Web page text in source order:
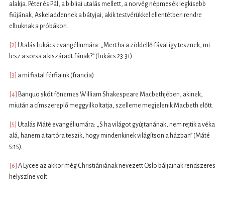
alakja. Péter és Pál, a bibliai utalás mellett, a norvég népmesék legkisebb
fiújának, Askeladdennek a bátyjai, akik testvérükkel ellentétben rendre
elbuknak a próbákon.
[2] Utalás Lukács evangéliumára: „Mert ha a zöldellő fával így tesznek, mi
lesz a sorsa a kiszáradt fának?” (Lukács 23:31).
[3] a mi fiatal férfiaink (francia)
[4] Banquo skót főnemes William Shakespeare Macbethjében, akinek,
miután a címszereplő meggyilkoltatja, szelleme megjelenik Macbeth előtt.
[5] Utalás Máté evangéliumára: „S ha világot gyújtanának, nem rejtik a véka
alá, hanem a tartóra teszik, hogy mindenkinek világítson a házban” (Máté
5:15).
[6] A Lycee az akkor még Christiániának nevezett Oslo báljainak rendszeres
helyszíne volt.